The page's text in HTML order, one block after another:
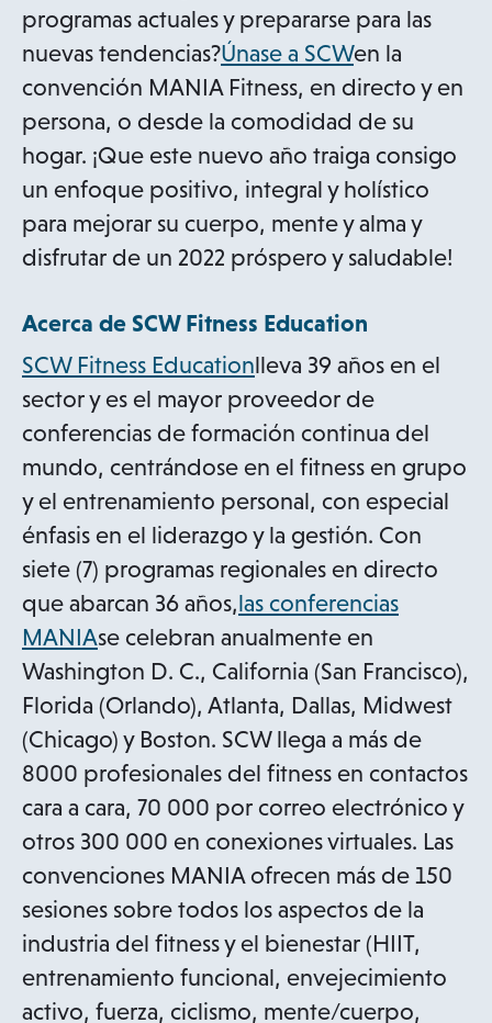
programas actuales y prepararse para las
nuevas tendencias?Únase a SCWo
p
e
n
s
i
n
n
e
w
t
a
b
en la
convención MANIA Fitness, en directo y en
persona, o desde la comodidad de su
hogar. ¡Que este nuevo año traiga consigo
un enfoque positivo, integral y holístico
para mejorar su cuerpo, mente y alma y
disfrutar de un 2022 próspero y saludable!
Acerca de SCW Fitness Education
SCW Fitness Educationo
p
e
n
s
i
n
a
n
e
w
t
a
b
lleva 39 años en el
sector y es el mayor proveedor de
conferencias de formación continua del
mundo, centrándose en el fitness en grupo
y el entrenamiento personal, con especial
énfasis en el liderazgo y la gestión. Con
siete (7) programas regionales en directo
que abarcan 36 años,las conferencias
MANIAo
p
e
n
s
i
n
a
n
e
w
t
se celebran anualmente en
Washington D. C., California (San Francisco),
Florida (Orlando), Atlanta, Dallas, Midwest
(Chicago) y Boston. SCW llega a más de
8000 profesionales del fitness en contactos
cara a cara, 70 000 por correo electrónico y
otros 300 000 en conexiones virtuales. Las
convenciones MANIA ofrecen más de 150
sesiones sobre todos los aspectos de la
industria del fitness y el bienestar (HIIT,
entrenamiento funcional, envejecimiento
activo, fuerza, ciclismo, mente/cuerpo,